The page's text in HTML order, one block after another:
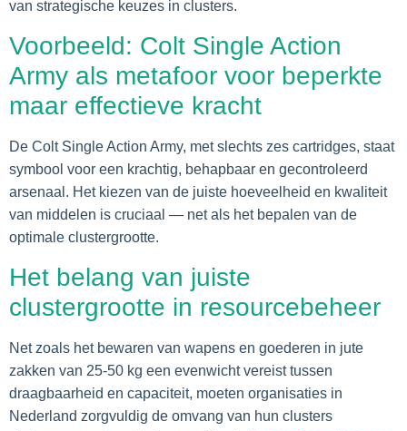
van strategische keuzes in clusters.
Voorbeeld: Colt Single Action
Army als metafoor voor beperkte
maar effectieve kracht
De Colt Single Action Army, met slechts zes cartridges, staat
symbool voor een krachtig, behapbaar en gecontroleerd
arsenaal. Het kiezen van de juiste hoeveelheid en kwaliteit
van middelen is cruciaal — net als het bepalen van de
optimale clustergrootte.
Het belang van juiste
clustergrootte in resourcebeheer
Net zoals het bewaren van wapens en goederen in jute
zakken van 25-50 kg een evenwicht vereist tussen
draagbaarheid en capaciteit, moeten organisaties in
Nederland zorgvuldig de omvang van hun clusters